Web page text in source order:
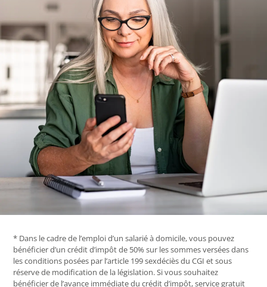
* Dans le cadre de l’emploi d’un salarié à domicile, vous pouvez
bénéficier d’un crédit d’impôt de 50% sur les sommes versées dans
les conditions posées par l’article 199 sexdéciès du CGI et sous
réserve de modification de la législation. Si vous souhaitez
bénéficier de l’avance immédiate du crédit d’impôt, service gratuit